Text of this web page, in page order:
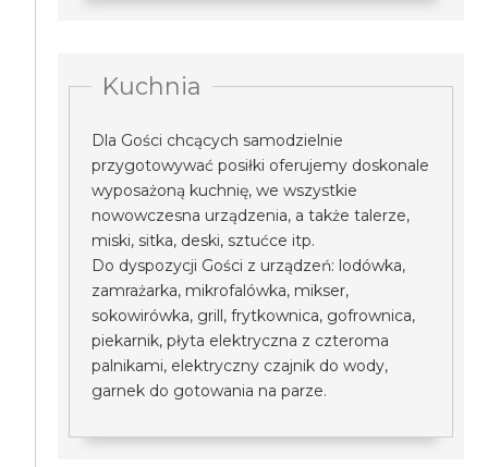
Kuchnia
Dla Gości chcących samodzielnie
przygotowywać posiłki oferujemy doskonale
wyposażoną kuchnię, we wszystkie
nowowczesna urządzenia, a także talerze,
miski, sitka, deski, sztućce itp.
Do dyspozycji Gości z urządzeń: lodówka,
zamrażarka, mikrofalówka, mikser,
sokowirówka, grill, frytkownica, gofrownica,
piekarnik, płyta elektryczna z czteroma
palnikami, elektryczny czajnik do wody,
garnek do gotowania na parze.